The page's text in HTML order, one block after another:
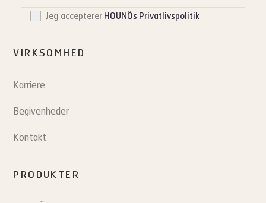
Jeg accepterer HOUNÖs Privatlivspolitik
VIRKSOMHED
Karriere
Begivenheder
Kontakt
PRODUKTER